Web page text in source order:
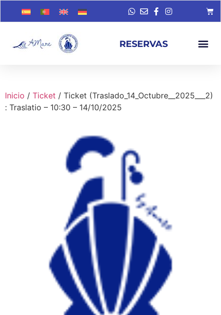
RESERVAS
Inicio / Ticket / Ticket (Traslado_14_Octubre__2025___2)
: Traslatio – 10:30 – 14/10/2025